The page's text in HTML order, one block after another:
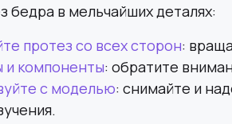
бедра в мельчайших деталях:
протез со всех сторон:
и компоненты: обратите
с моделью: снимайте и